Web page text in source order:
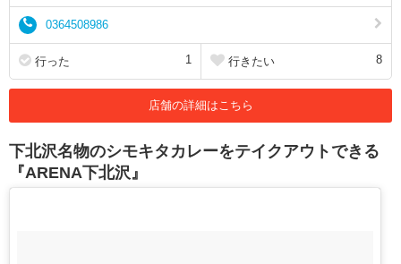
0364508986
行った 1 行きたい 8
店舗の詳細はこちら
下北沢名物のシモキタカレーをテイクアウトできる
『ARENA下北沢』